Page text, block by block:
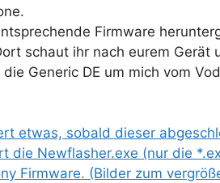
Firmware
schaut ihr nach eurem Gerät
Generic DE um mich vom
etwas, sobald dieser
die Newflasher.exe (nur die
Firmware. (Bilder zum